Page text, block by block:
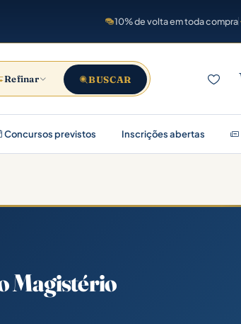
10% de volta em toda compra
Refinar BUSCAR
Concursos previstos Inscrições abertas
Magistério